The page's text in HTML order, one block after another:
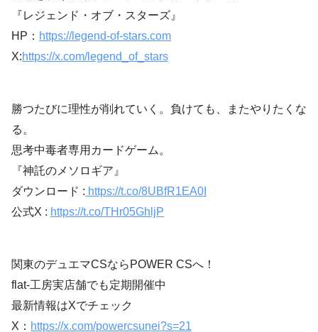
『レジェンド・オブ・スターズ』
HP： https://legend-of-stars.com
X:https://x.com/legend_of_stars
勝つたびに理性が削れていく。負けても、またやりたくな
る。
思考中毒者専用カードゲーム。
『神託のメソロギア』
ダウンロード : https://t.co/8UBfR1EA0I
公式X : https://t.co/THr05GhljP
関東のデュエマCSならPOWER CSへ！
flat-工房実店舗でも定期開催中
最新情報はXでチェック
X： https://x.com/powercsunei?s=21